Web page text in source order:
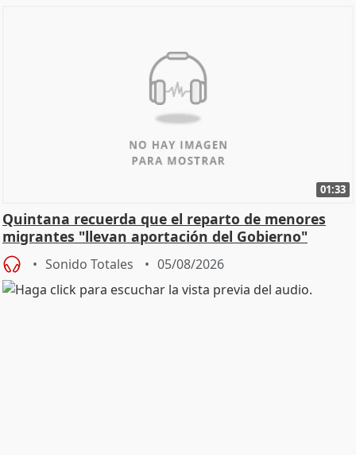
01:33
Quintana recuerda que el reparto de menores
migrantes "llevan aportación del Gobierno"
central
Sonido Totales 05/08/2026